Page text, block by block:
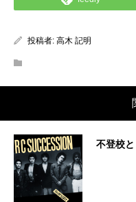
投稿者: 高木 記明
不登校